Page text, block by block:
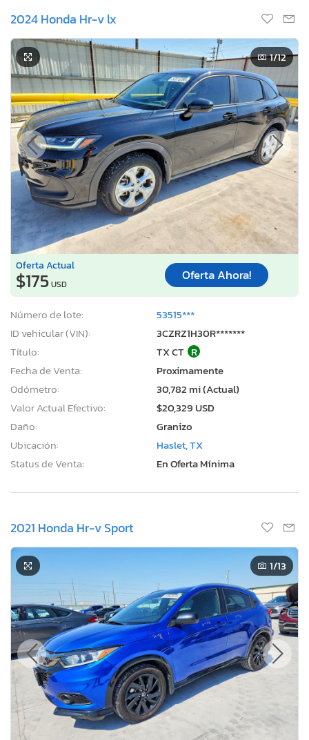
2024 Honda Hr-v lx
1/12
Oferta Actual
$175USD
Oferta Ahora!
Número de lote:
53515***
ID vehicular (VIN):
3CZRZ1H30R*******
Título:
TX CT R
Fecha de Venta:
Proximamente
Odómetro:
30,782 mi (Actual)
Valor Actual Efectivo:
$20,329 USD
Daño:
Granizo
Ubicación:
Haslet, TX
Status de Venta:
En Oferta Mínima
2021 Honda Hr-v Sport
1/13